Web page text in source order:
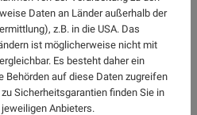
Pflicht, kann aber
dienen
Schwangerschaftsabbruch
Daten an Länder außerhalb der
z.B. in die USA. Das
ist möglicherweise nicht mit
Es besteht daher ein
Behörden auf diese Daten zugreifen
Sicherheitsgarantien finden Sie in
Anbieters.